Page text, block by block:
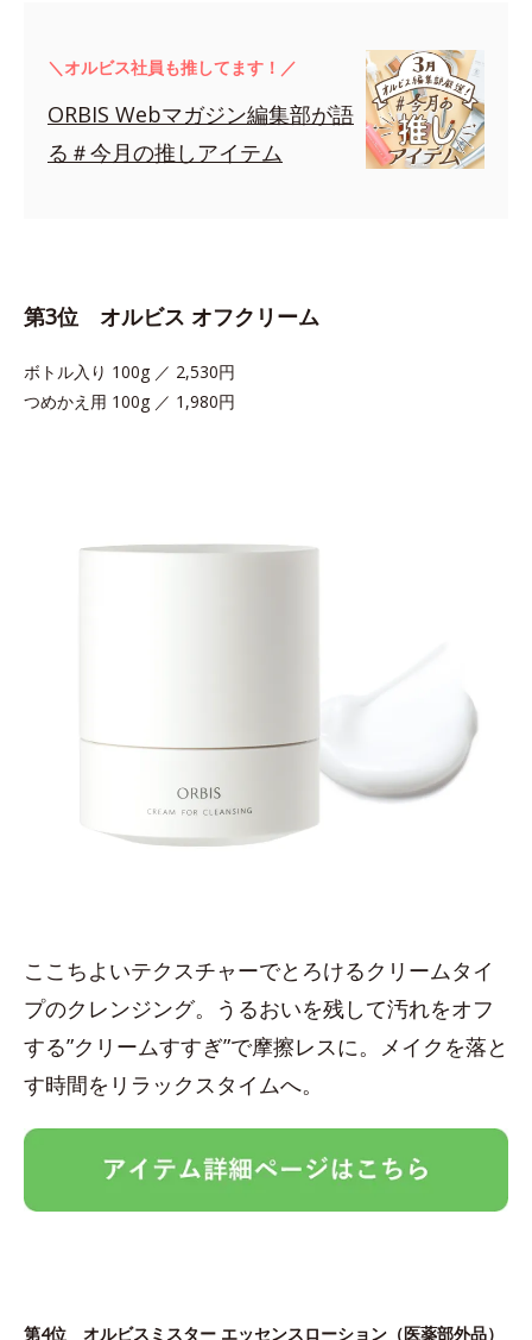
＼オルビス社員も推してます！／
ORBIS Webマガジン編集部が語
る＃今月の推しアイテム
第3位 オルビス オフクリーム
ボトル入り 100g ／ 2,530円
つめかえ用 100g ／ 1,980円
ここちよいテクスチャーでとろけるクリームタイ
プのクレンジング。うるおいを残して汚れをオフ
する”クリームすすぎ”で摩擦レスに。メイクを落と
す時間をリラックスタイムへ。
第4位 オルビスミスター エッセンスローション （医薬部外品）